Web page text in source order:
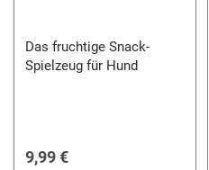
Das fruchtige Snack-
Spielzeug für Hund
9,99 €